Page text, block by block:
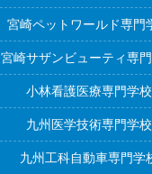
宮崎ペットワールド専門
宮崎サザンビューティ専
小林看護医療専門学校
九州医学技術専門学校
九州工科自動車専門学